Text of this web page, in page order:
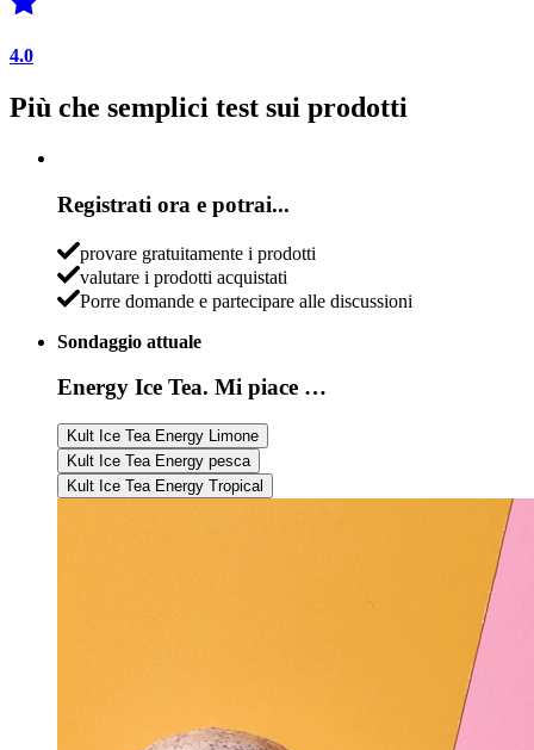
4.0
Più che semplici test sui prodotti
Registrati ora e potrai...
provare gratuitamente i prodotti
valutare i prodotti acquistati
Porre domande e partecipare alle discussioni
Sondaggio attuale
Energy Ice Tea. Mi piace …
Kult Ice Tea Energy Limone
Kult Ice Tea Energy pesca
Kult Ice Tea Energy Tropical